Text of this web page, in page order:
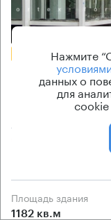
БЕЗ КОМИССИИ
Бизнес-центр
60-летия
Москва,
Ленинский
Площадь здания
1182 кв.м
Нажмите
данных о
для